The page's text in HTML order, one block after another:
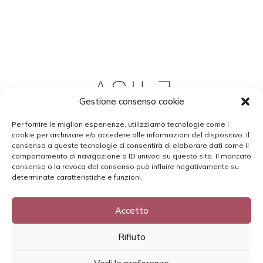
Gestione consenso cookie
Per fornire le migliori esperienze, utilizziamo tecnologie come i
cookie per archiviare e/o accedere alle informazioni del dispositivo. Il
consenso a queste tecnologie ci consentirà di elaborare dati come il
comportamento di navigazione o ID univoci su questo sito. Il mancato
consenso o la revoca del consenso può influire negativamente su
determinate caratteristiche e funzioni.
Accetto
Rifiuto
P.IVA:02051000491
Ritiro in sede: Via Pietro Gori 11 (Livorno)
Shop on-line
Il mio account
Carrello
Politica di rimborso e reso